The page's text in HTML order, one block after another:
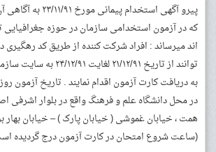
پیرو آگهی استخدام
که در آزمون استخدامی سازمان در حوزه جغرافیایی
اند میرساند : افراد شرکت کننده از طریق کد رهگیری
توانند از تاریخ ۲۱/۱۲/۹۱
در محل دانشگاه علم و فرهنگ واقع در بلوار اشرفی
همت ، خیابان غموشی ( خیابان پارک ) – خیابان بهار
(‌ساعت شروع امتحان در کارت آزمون درج گردیده